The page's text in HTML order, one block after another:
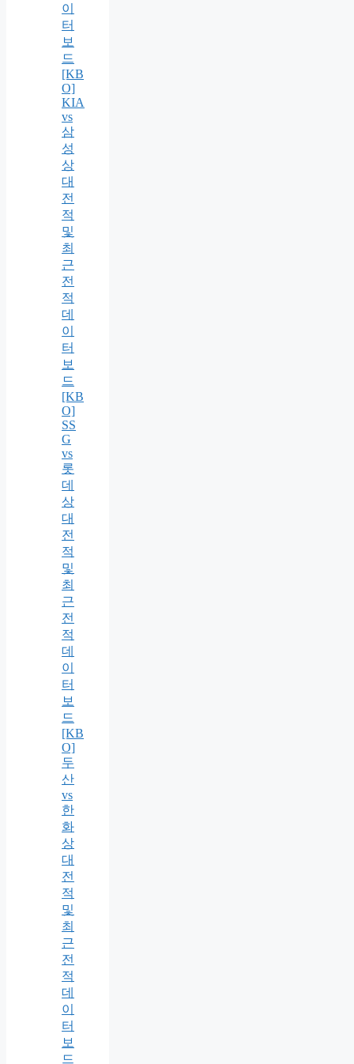
이
터
보
드
[KB
O]
KIA
vs
삼
성
상
대
전
적
및
최
근
전
적
데
이
터
보
드
[KB
O]
SS
G
vs
롯
데
상
대
전
적
및
최
근
전
적
데
이
터
보
드
[KB
O]
두
산
vs
한
화
상
대
전
적
및
최
근
전
적
데
이
터
보
드